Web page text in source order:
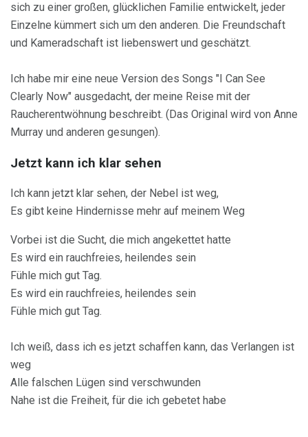
sich zu einer großen, glücklichen Familie entwickelt, jeder
Einzelne kümmert sich um den anderen. Die Freundschaft
und Kameradschaft ist liebenswert und geschätzt.
Ich habe mir eine neue Version des Songs "I Can See
Clearly Now" ausgedacht, der meine Reise mit der
Raucherentwöhnung beschreibt. (Das Original wird von Anne
Murray und anderen gesungen).
Jetzt kann ich klar sehen
Ich kann jetzt klar sehen, der Nebel ist weg,
Es gibt keine Hindernisse mehr auf meinem Weg
Vorbei ist die Sucht, die mich angekettet hatte
Es wird ein rauchfreies, heilendes sein
Fühle mich gut Tag.
Es wird ein rauchfreies, heilendes sein
Fühle mich gut Tag.
Ich weiß, dass ich es jetzt schaffen kann, das Verlangen ist
weg
Alle falschen Lügen sind verschwunden
Nahe ist die Freiheit, für die ich gebetet habe